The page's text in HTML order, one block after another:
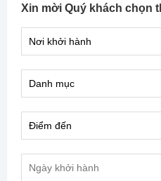
Xin mời Quý khách chọn